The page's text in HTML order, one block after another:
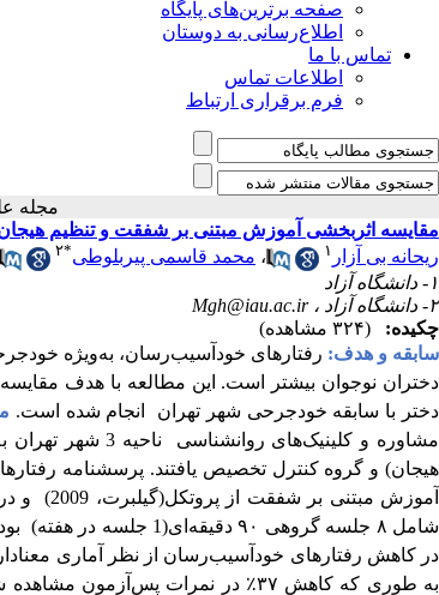
صفحه برترین‌های پایگاه
اطلاع‌رسانی به دوستان
تماس با ما
اطلاعات تماس
فرم برقراری ارتباط
مجله
مقایسه اثربخشی آموزش مبتنی بر شفقت و تنظیم
ریحانه بی آزار ۱ ، محمد قاسمی پیربلوطی*۲
۱- دانشگاه آزاد
۲- دانشگاه آزاد ،
Mgh@iau.ac.ir
چکیده:
(۳۲۴ مشاهده)
سابقه و هدف: رفتارهای خودآسیب‌رسان، به‌ویژه
دختران نوجوان بیشتر است. این مطالعه با هدف
دختر با سابقه خودجرحی شهر تهران انجام شده است.
مشاوره و
آموزش مبتنی بر شفقت از پروتکل(گیلبرت، 2009) و در گروه
شامل ۸ جلسه گروهی ۹۰ دقیقه‌ای(1 جلسه در هفته) بود.
در کاهش رفتارهای خودآسیب‌رسان از نظر آماری
به طوری که کاهش ۳۷
٪ در نمرات پس‌آزمون مشاهده